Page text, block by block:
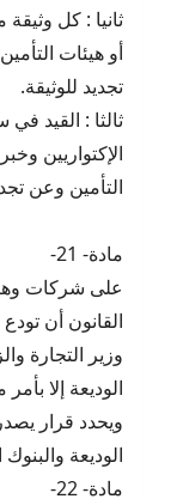
ثانيا : كل
أو هيئات
تجديد للوثيقة.
ثالثا : القيد
الإكتواريين
التأمين وعن
مادة- 21-
على شركات
القانون أن
وزير التجارة
الوديعة إلا
ويحدد قرار
الوديعة
مادة- 22-